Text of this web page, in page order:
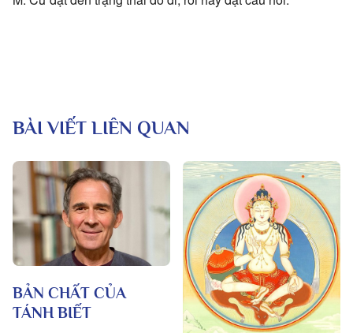
BÀI VIẾT LIÊN QUAN
BẢN CHẤT CỦA
TÁNH BIẾT